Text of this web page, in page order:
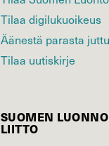
Tilaa digilukuoikeus
Äänestä parasta
Tilaa uutiskirje
SUOMEN
LIITTO